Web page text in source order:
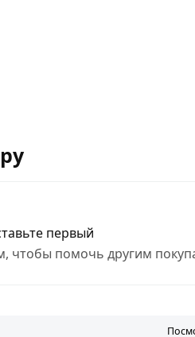
первый
чтобы помочь другим